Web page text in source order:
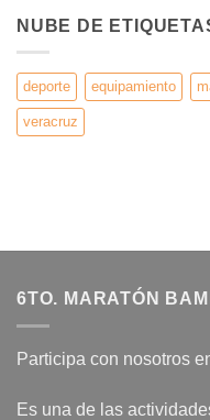
NUBE DE
deporte equipamiento
veracruz
6TO. MARATÓN
Participa con nosotros
Es una de las